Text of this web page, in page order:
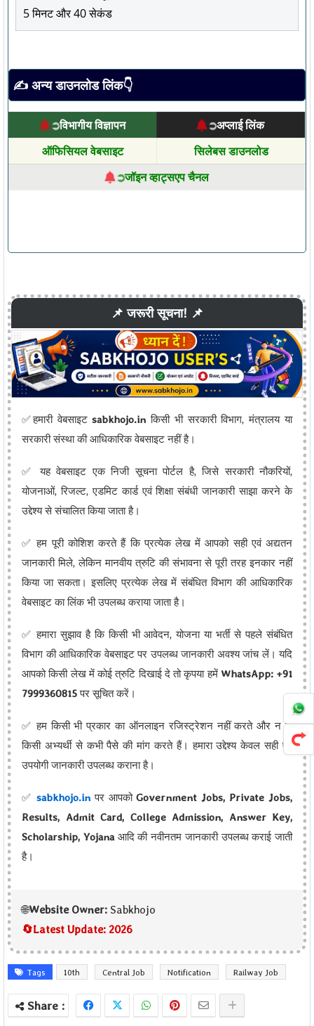
5 मिनट और 40 सेकंड
✍ अन्य डाउनलोड लिंक👇
➲विभागीय विज्ञापन ➲अप्लाई लिंक
ऑफिसियल वेबसाइट
सिलेबस डाउनलोड
➲जॉइन व्हाट्सएप चैनल
📌 जरूरी सूचना! 📌
✅हमारी वेबसाइटsabkhojo.in किसी भी सरकारी विभाग, मंत्रालय या
सरकारी संस्था की आधिकारिक वेबसाइट नहीं है।
✅ यह वेबसाइट एक निजी सूचना पोर्टल है, जिसे सरकारी नौकरियों,
योजनाओं, रिजल्ट, एडमिट कार्ड एवं शिक्षा संबंधी जानकारी साझा करने के
उद्देश्य से संचालित किया जाता है।
✅ हम पूरी कोशिश करते हैं कि प्रत्येक लेख में आपको सही एवं अद्यतन
जानकारी मिले, लेकिन मानवीय त्रुटि की संभावना से पूरी तरह इनकार नहीं
किया जा सकता। इसलिए प्रत्येक लेख में संबंधित विभाग की आधिकारिक
वेबसाइट का लिंक भी उपलब्ध कराया जाता है।
✅ हमारा सुझाव है कि किसी भी आवेदन, योजना या भर्ती से पहले संबंधित
विभाग की आधिकारिक वेबसाइट पर उपलब्ध जानकारी अवश्य जांच लें। यदि
आपको किसी लेख में कोई त्रुटि दिखाई दे तो कृपया हमें WhatsApp: +91
7999360815पर सूचित करें।
✅ हम किसी भी प्रकार का ऑनलाइन रजिस्ट्रेशन नहीं करते और न ही
किसी अभ्यर्थी से कभी पैसे की मांग करते हैं। हमारा उद्देश्य केवल सही एवं
उपयोगी जानकारी उपलब्ध कराना है।
✅ sabkhojo.inपर आपकोGovernment Jobs, Private Jobs,
Results, Admit Card, College Admission, Answer Key,
Scholarship, Yojanaआदि की नवीनतम जानकारी उपलब्ध कराई जाती
है।
🌐Website Owner: Sabkhojo
🔄Latest Update: 2026
Tags 10th Central Job Notification Railway Job